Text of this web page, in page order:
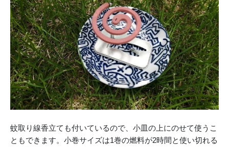
蚊取り線香立ても付いているので、小皿の上にのせて使うこ
ともできます。小巻サイズは1巻の燃料が2時間と使い切れる